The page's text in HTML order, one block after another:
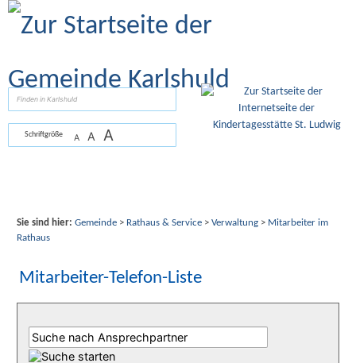
Zum Inhalt
Schriftgröße A A A
Sie sind hier: Gemeinde> Rathaus & Service> Verwaltung> Mitarbeiter im
Rathaus
Mitarbeiter-Telefon-Liste